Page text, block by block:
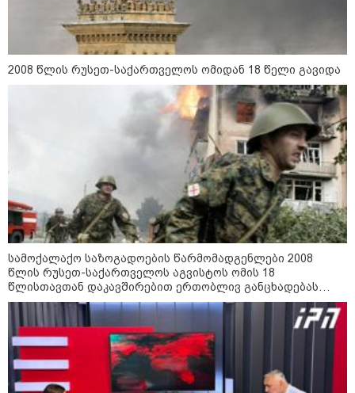
14:14 / 06-08-2026
"მეც ერთ-ერთი მათგანი ვიყავი, ვინც
ლიფტში გაიჭედა" - ლევან მახაშვილი
16:37 / 06-08-2026
"აბსოლუტურად ყალბი
შინაარსი იქმნება სოციალურ
მედიაში, არარსებული
ადამიანები, საუბრობენ,
თითქოს საქართველოში
უარყოფითი გარემოა რუსი
ტურისტებისთვის" - პრემიერი
16:14 / 06-08-2026
2008 წლის რუსეთ-საქართველოს ომიდან 18 წელი გავიდა
სამოქალაქო საზოგადოების წარმომადგენლები 2008
წლის რუსეთ-საქართველოს აგვისტოს ომის 18
წლისთავთან დაკავშირებით ერთობლივ განცხადებას
ავრცელებენ